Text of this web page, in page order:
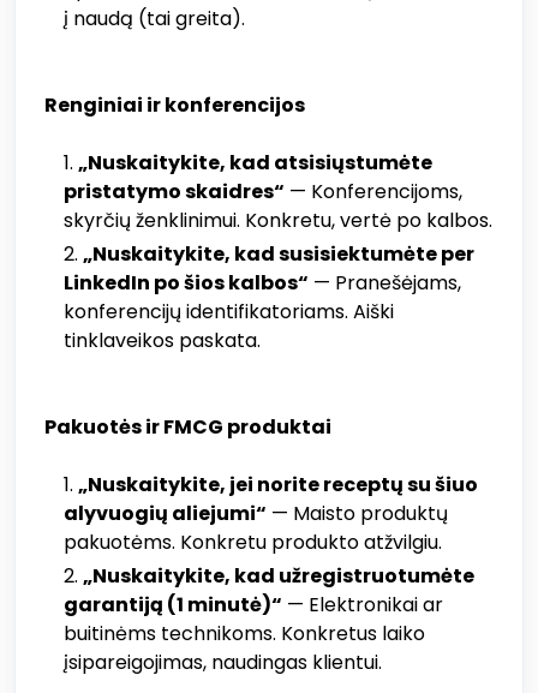
į naudą (tai greita).
Renginiai ir konferencijos
„Nuskaitykite, kad atsisiųstumėte
pristatymo skaidres“ — Konferencijoms,
skyrčių ženklinimui. Konkretu, vertė po kalbos.
„Nuskaitykite, kad susisiektumėte per
LinkedIn po šios kalbos“ — Pranešėjams,
konferencijų identifikatoriams. Aiški
tinklaveikos paskata.
Pakuotės ir FMCG produktai
„Nuskaitykite, jei norite receptų su šiuo
alyvuogių aliejumi“ — Maisto produktų
pakuotėms. Konkretu produkto atžvilgiu.
„Nuskaitykite, kad užregistruotumėte
garantiją (1 minutė)“ — Elektronikai ar
buitinėms technikoms. Konkretus laiko
įsipareigojimas, naudingas klientui.